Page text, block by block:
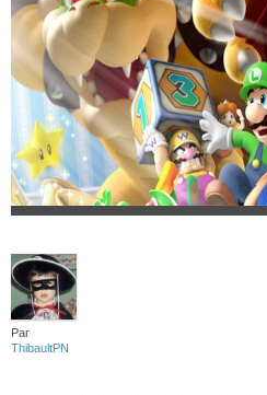
Par
ThibaultPN